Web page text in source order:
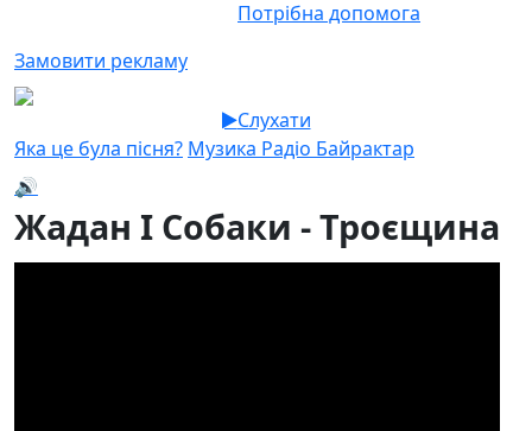
Потрібна допомога
Замовити рекламу
Слухати
Яка це була пісня? Музика Радіо Байрактар
🔊
Жадан І Собаки - Троєщина